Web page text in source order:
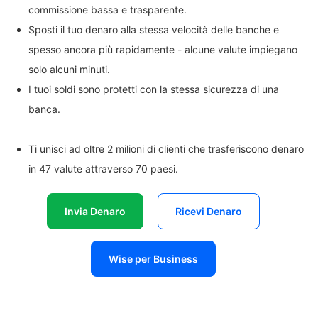
commissione bassa e trasparente.
Sposti il tuo denaro alla stessa velocità delle banche e
spesso ancora più rapidamente - alcune valute impiegano
solo alcuni minuti.
I tuoi soldi sono protetti con la stessa sicurezza di una
banca.
Ti unisci ad oltre 2 milioni di clienti che trasferiscono denaro
in 47 valute attraverso 70 paesi.
Invia Denaro Ricevi Denaro
Wise per Business